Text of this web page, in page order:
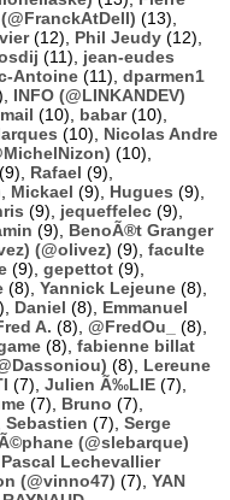
(13),
(12), Phil Jeudy (12),
(11), jean-eudes
Antoine (11), dparmen1
INFO (@LINKANDEV)
(10), babar(10),
(10), Nicolas Andre
(10),
(9), Rafael (9),
Mickael (9), Hugues (9),
(9), jequeffelec (9),
(9), BenoÃ®t Granger
(@olivez) (9), faculte
(9), gepettot (9),
(8), Yannick Lejeune (8),
Daniel (8), Emmanuel
A. (8), @FredOu_
(8),
(8), fabienne billat
(8), Lereune
(7), Julien Ã‰LIE (7),
(7), Bruno (7),
Sebastien (7), Serge
(@slebarque)
Pascal Lechevallier
(@vinno47) (7), YAN